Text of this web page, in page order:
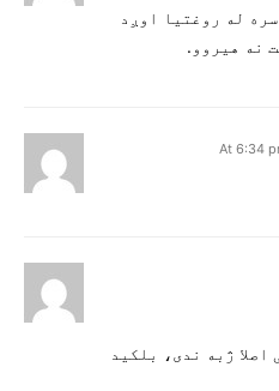
له روغتیا اوږد
نه هیروو.
ژبه ندی، بلکید